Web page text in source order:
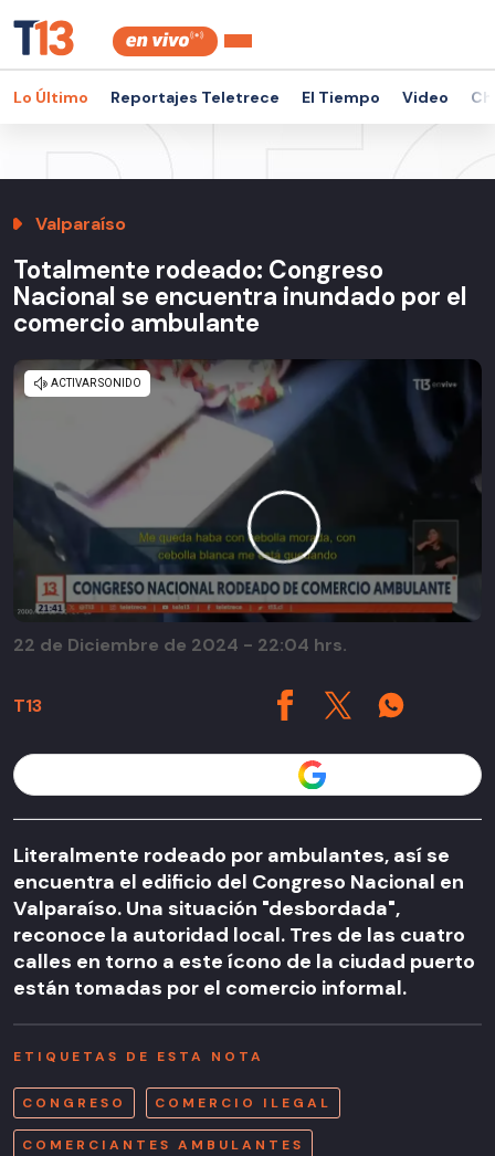
Lo Último Reportajes Teletrece El Tiempo Video
Valparaíso
Totalmente rodeado: Congreso
Nacional se encuentra inundado por el
comercio ambulante
T13
22 de Diciembre de 2024 - 22:04 hrs.
Literalmente rodeado por ambulantes, así se
encuentra el edificio del Congreso Nacional en
Valparaíso. Una situación "desbordada",
reconoce la autoridad local. Tres de las cuatro
calles en torno a este ícono de la ciudad puerto
están tomadas por el comercio informal.
ETIQUETAS DE ESTA NOTA
CONGRESO COMERCIO ILEGAL
COMERCIANTES AMBULANTES